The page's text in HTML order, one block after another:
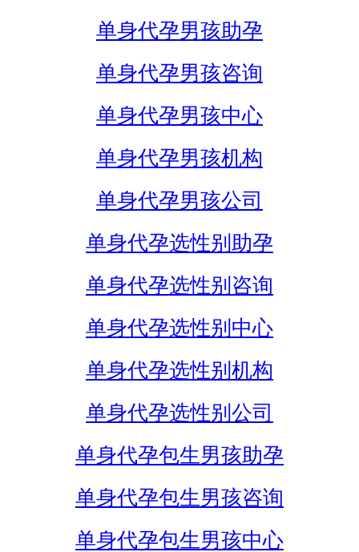
单身代孕男孩助孕
单身代孕男孩咨询
单身代孕男孩中心
单身代孕男孩机构
单身代孕男孩公司
单身代孕选性别助孕
单身代孕选性别咨询
单身代孕选性别中心
单身代孕选性别机构
单身代孕选性别公司
单身代孕包生男孩助孕
单身代孕包生男孩咨询
单身代孕包生男孩中心